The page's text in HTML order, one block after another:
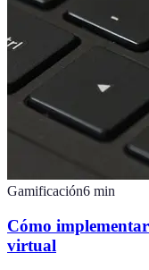
Gamificación6 min
Cómo
virtual